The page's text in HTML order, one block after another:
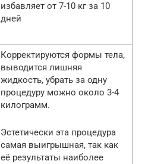
избавляет от 7-10 кг за 10
дней
Корректируются формы тела,
выводится лишняя
жидкость, убрать за одну
процедуру можно около 3-4
килограмм.
Эстетически эта процедура
самая выигрышная, так как
её результаты наиболее